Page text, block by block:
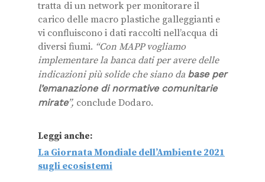
tratta di un network per monitorare il
carico delle macro plastiche galleggianti e
vi confluiscono i dati raccolti nell’acqua di
diversi fiumi. “Con MAPP vogliamo
implementare la banca dati per avere delle
indicazioni più solide che siano da base per
l’emanazione di normative comunitarie
mirate”, conclude Dodaro.
Leggi anche:
La Giornata Mondiale dell’Ambiente 2021
sugli ecosistemi